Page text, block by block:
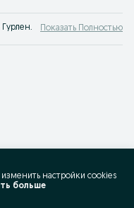
Покупайте все самое
Показать Полностью
настройки cookies
больше